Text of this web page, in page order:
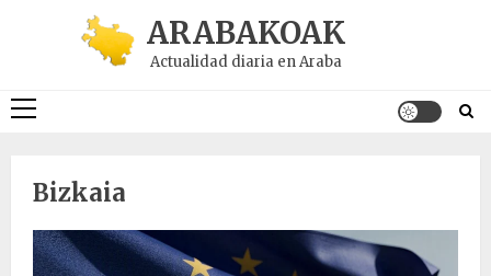
ARABAKOAK
Actualidad diaria en Araba
Menú
Bizkaia